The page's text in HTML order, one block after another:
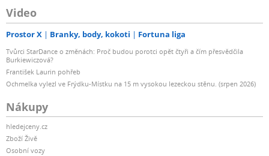
Video
Prostor X Branky, body, kokoti Fortuna liga
Tvůrci StarDance o změnách: Proč budou porotci opět čtyři a čím přesvědčila
Burkiewiczová?
František Laurin pohřeb
Ochmelka vylezl ve Frýdku-Místku na 15 m vysokou lezeckou stěnu. (srpen 2026)
Nákupy
hledejceny.cz
Zboží Živě
Osobní vozy